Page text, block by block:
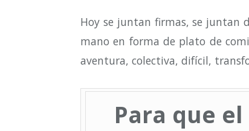
Hoy se juntan firmas, se juntan
mano en forma de plato de
aventura, colectiva, difícil,
Para que